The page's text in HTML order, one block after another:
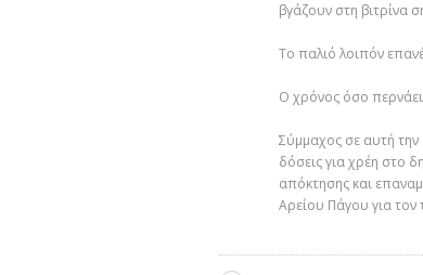
βγάζουν στη βιτρίνα
Το παλιό λοιπόν
Ο χρόνος όσο
Σύμμαχος σε αυτή
δόσεις για χρέη στο
απόκτησης και
Αρείου Πάγου για